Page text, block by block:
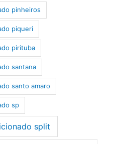
pinheiros
piqueri
pirituba
santana
santo amaro
sp
split